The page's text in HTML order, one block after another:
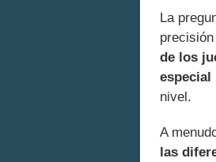
La
de los
especial
nivel.
A
las